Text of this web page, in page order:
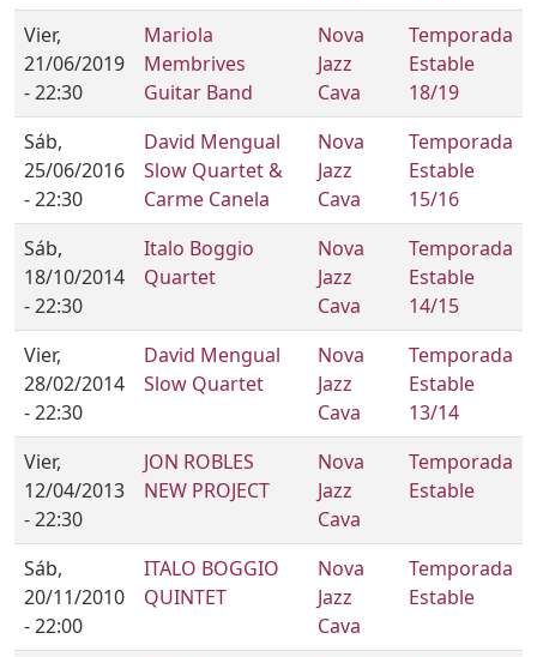
Vier,
21/06/2019
- 22:30
Mariola
Membrives
Guitar Band
Nova
Jazz
Cava
Temporada
Estable
18/19
Sáb,
25/06/2016
- 22:30
David Mengual
Slow Quartet &
Carme Canela
Nova
Jazz
Cava
Temporada
Estable
15/16
Sáb,
18/10/2014
- 22:30
Italo Boggio
Quartet
Nova
Jazz
Cava
Temporada
Estable
14/15
Vier,
28/02/2014
- 22:30
David Mengual
Slow Quartet
Nova
Jazz
Cava
Temporada
Estable
13/14
Vier,
12/04/2013
- 22:30
JON ROBLES
NEW PROJECT
Nova
Jazz
Cava
Temporada
Estable
Sáb,
20/11/2010
- 22:00
ITALO BOGGIO
QUINTET
Nova
Jazz
Cava
Temporada
Estable